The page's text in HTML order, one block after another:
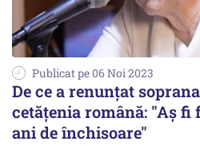
Publicat pe 06 Noi 2023
De ce a renunțat
cetățenia română: "Aș fi
ani de închisoare"